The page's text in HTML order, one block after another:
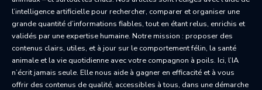
l’intelligence artificielle pour rechercher, comparer et organiser une
grande quantité d’informations fiables, tout en étant relus, enrichis et
validés par une expertise humaine. Notre mission : proposer des
contenus clairs, utiles, et à jour sur le comportement félin, la santé
animale et la vie quotidienne avec votre compagnon à poils. Ici, l’IA
n’écrit jamais seule. Elle nous aide à gagner en efficacité et à vous
offrir des contenus de qualité, accessibles à tous, dans une démarche